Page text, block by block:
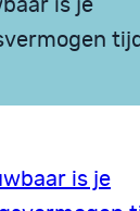
is je
is je